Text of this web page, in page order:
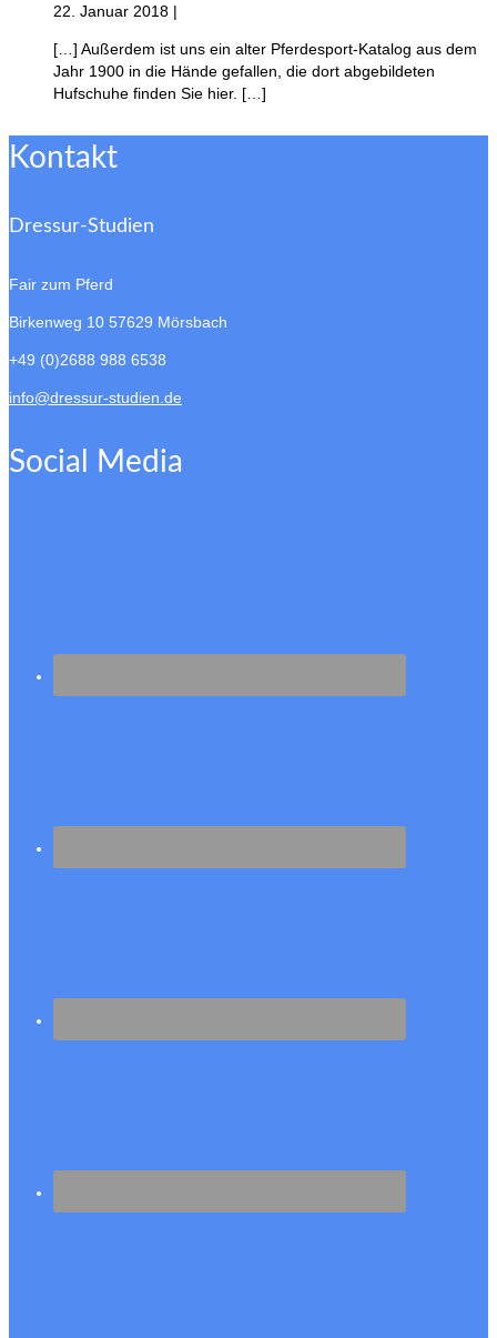
22. Januar 2018 |
[…] Außerdem ist uns ein alter Pferdesport-Katalog aus dem
Jahr 1900 in die Hände gefallen, die dort abgebildeten
Hufschuhe finden Sie hier. […]
Kontakt
Dressur-Studien
Fair zum Pferd
Birkenweg 10 57629 Mörsbach
+49 (0)2688 988 6538
info@dressur-studien.de
Social Media